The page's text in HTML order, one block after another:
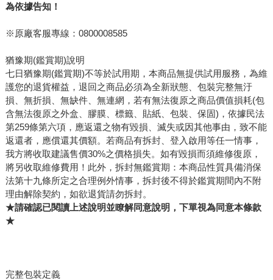
為依據告知！
※原廠客服專線：0800008585
猶豫期(鑑賞期)說明
七日猶豫期(鑑賞期)不等於試用期，本商品無提供試用服務，為維
護您的退貨權益，退回之商品必須為全新狀態、包裝完整無汙
損、無折損、無缺件、無連網，若有無法復原之商品價值損耗(包
含無法復原之外盒、膠膜、標籤、貼紙、包裝、保固)，依據民法
第259條第六項，應返還之物有毀損、滅失或因其他事由，致不能
返還者，應償還其價額。若商品有拆封、登入啟用等任一情事，
我方將收取建議售價30%之價格損失。如有毀損而須維修復原，
將另收取維修費用！此外，拆封無鑑賞期：本商品性質具備消保
法第十九條所定之合理例外情事，拆封後不得於鑑賞期間內不附
理由解除契約，如欲退貨請勿拆封。
★請確認已閱讀上述說明並瞭解同意說明，下單視為同意本條款
★
完整包裝定義